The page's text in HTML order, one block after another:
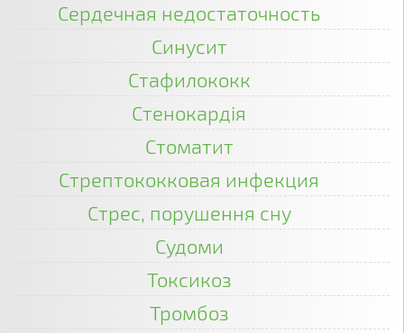
Сердечная недостаточность
Синусит
Стафилококк
Стенокардія
Стоматит
Стрептококковая инфекция
Стрес, порушення сну
Судоми
Токсикоз
Тромбоз